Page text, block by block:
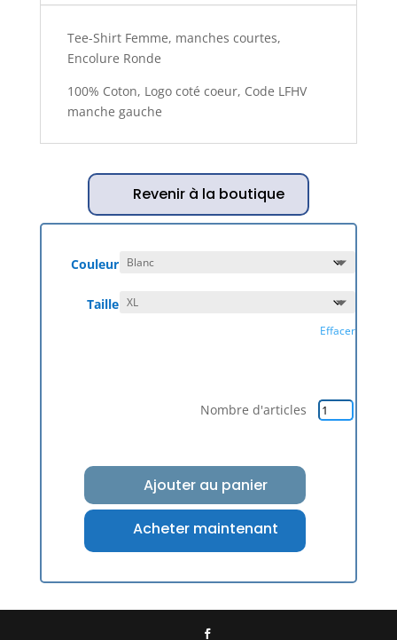
Tee-Shirt Femme, manches courtes,
Encolure Ronde
100% Coton, Logo coté coeur, Code LFHV
manche gauche
Revenir à la boutique
Couleur
Taille
Effacer
Nombre d'articles
Ajouter au panier
Acheter maintenant